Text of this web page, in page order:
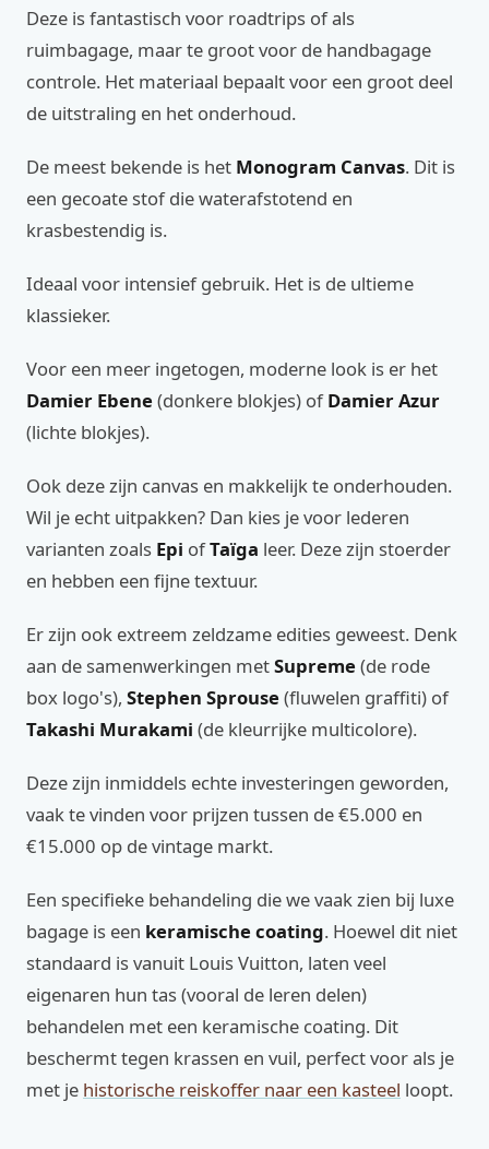
Deze is fantastisch voor roadtrips of als
ruimbagage, maar te groot voor de handbagage
controle. Het materiaal bepaalt voor een groot deel
de uitstraling en het onderhoud.
De meest bekende is het Monogram Canvas. Dit is
een gecoate stof die waterafstotend en
krasbestendig is.
Ideaal voor intensief gebruik. Het is de ultieme
klassieker.
Voor een meer ingetogen, moderne look is er het
Damier Ebene(donkere blokjes) ofDamier Azur
(lichte blokjes).
Ook deze zijn canvas en makkelijk te onderhouden.
Wil je echt uitpakken? Dan kies je voor lederen
varianten zoals Epi ofTaïga leer. Deze zijn stoerder
en hebben een fijne textuur.
Er zijn ook extreem zeldzame edities geweest. Denk
aan de samenwerkingen metSupreme(de rode
box logo's), Stephen Sprouse(fluwelen graffiti) of
Takashi Murakami (de kleurrijke multicolore).
Deze zijn inmiddels echte investeringen geworden,
vaak te vinden voor prijzen tussen de €5.000 en
€15.000 op de vintage markt.
Een specifieke behandeling die we vaak zien bij luxe
bagage is een keramische coating. Hoewel dit niet
standaard is vanuit Louis Vuitton, laten veel
eigenaren hun tas (vooral de leren delen)
behandelen met een keramische coating. Dit
beschermt tegen krassen en vuil, perfect voor als je
met je historische reiskoffer naar een kasteel loopt.